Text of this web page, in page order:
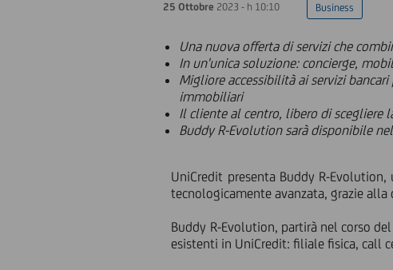
25 Ottobre 2023 - h 10:10 Business
Una nuova offerta di servizi che
In un'unica soluzione: concierge,
Migliore accessibilità ai servizi
immobiliari
Il cliente al centro, libero di scegliere
Buddy R-Evolution sarà disponibile
UniCredit presenta Buddy R-
tecnologicamente avanzata, grazie
Buddy R-Evolution, partirà nel corso
esistenti in UniCredit: filiale fisica, call